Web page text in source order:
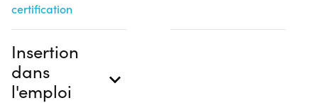
certification
Insertion
dans
l'emploi